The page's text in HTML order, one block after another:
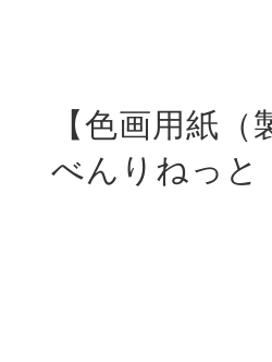
【色画用紙
べんりねっと